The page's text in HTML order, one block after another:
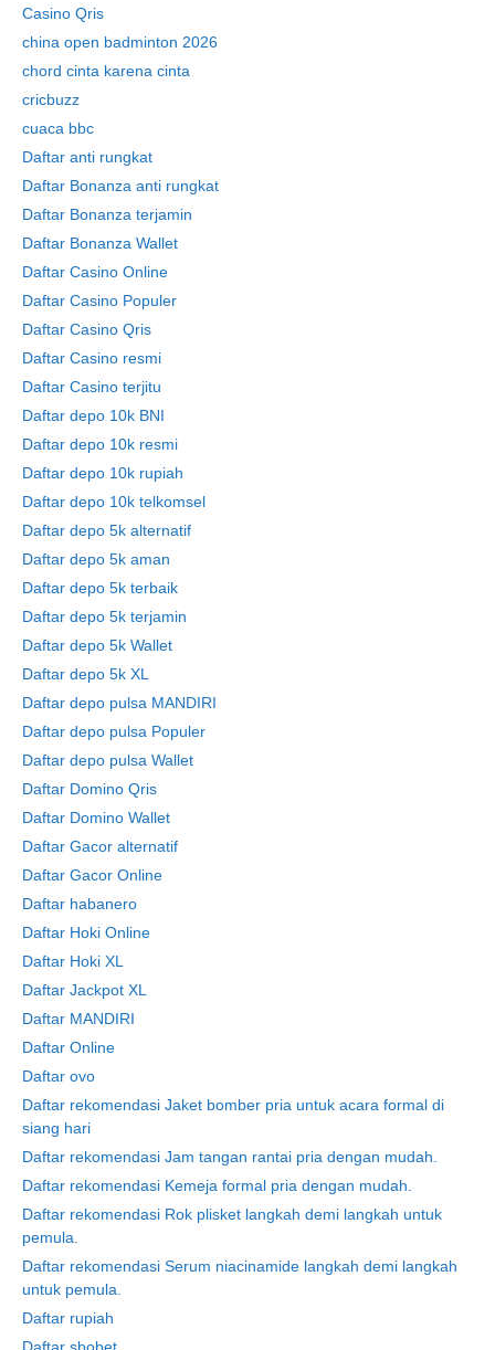
Casino Qris
china open badminton 2026
chord cinta karena cinta
cricbuzz
cuaca bbc
Daftar anti rungkat
Daftar Bonanza anti rungkat
Daftar Bonanza terjamin
Daftar Bonanza Wallet
Daftar Casino Online
Daftar Casino Populer
Daftar Casino Qris
Daftar Casino resmi
Daftar Casino terjitu
Daftar depo 10k BNI
Daftar depo 10k resmi
Daftar depo 10k rupiah
Daftar depo 10k telkomsel
Daftar depo 5k alternatif
Daftar depo 5k aman
Daftar depo 5k terbaik
Daftar depo 5k terjamin
Daftar depo 5k Wallet
Daftar depo 5k XL
Daftar depo pulsa MANDIRI
Daftar depo pulsa Populer
Daftar depo pulsa Wallet
Daftar Domino Qris
Daftar Domino Wallet
Daftar Gacor alternatif
Daftar Gacor Online
Daftar habanero
Daftar Hoki Online
Daftar Hoki XL
Daftar Jackpot XL
Daftar MANDIRI
Daftar Online
Daftar ovo
Daftar rekomendasi Jaket bomber pria untuk acara formal di
siang hari
Daftar rekomendasi Jam tangan rantai pria dengan mudah.
Daftar rekomendasi Kemeja formal pria dengan mudah.
Daftar rekomendasi Rok plisket langkah demi langkah untuk
pemula.
Daftar rekomendasi Serum niacinamide langkah demi langkah
untuk pemula.
Daftar rupiah